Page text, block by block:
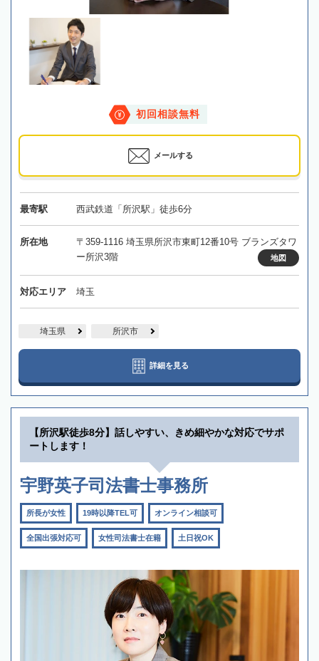
初回相談無料
メールする
最寄駅 西武鉄道「所沢駅」徒歩6分
所在地
〒359-1116 埼玉県所沢市東町12番10号 ブランズタワ
ー所沢3階
地図
対応エリア 埼玉
埼玉県 所沢市
詳細を見る
【所沢駅徒歩8分】話しやすい、きめ細やかな対応でサポ
ートします！
宇野英子司法書士事務所
所長が女性 19時以降TEL可 オンライン相談可
全国出張対応可 女性司法書士在籍 土日祝OK